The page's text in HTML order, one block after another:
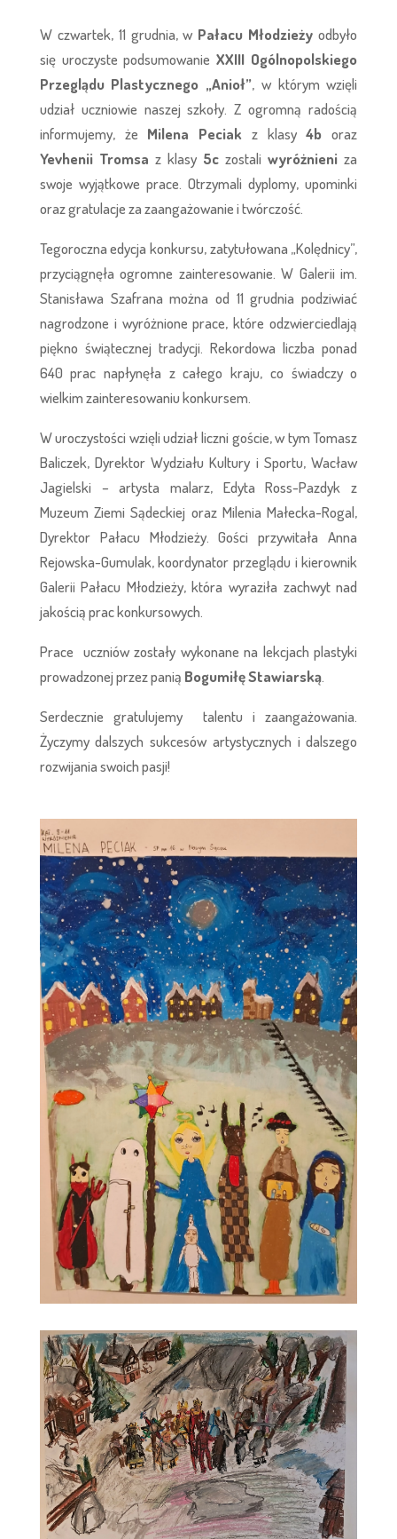
W czwartek, 11 grudnia, w Pałacu Młodzieży odbyło
się uroczyste podsumowanieXXIII Ogólnopolskiego
Przeglądu Plastycznego „Anioł”, w którym wzięli
udział uczniowie naszej szkoły. Z ogromną radością
informujemy, że Milena Peciak z klasy4b oraz
Yevhenii Tromsa z klasy 5c zostaliwyróżnieni za
swoje wyjątkowe prace. Otrzymali dyplomy, upominki
oraz gratulacje za zaangażowanie i twórczość.
Tegoroczna edycja konkursu, zatytułowana „Kolędnicy”,
przyciągnęła ogromne zainteresowanie. W Galerii im.
Stanisława Szafrana można od 11 grudnia podziwiać
nagrodzone i wyróżnione prace, które odzwierciedlają
piękno świątecznej tradycji. Rekordowa liczba ponad
640 prac napłynęła z całego kraju, co świadczy o
wielkim zainteresowaniu konkursem.
W uroczystości wzięli udział liczni goście, w tym Tomasz
Baliczek, Dyrektor Wydziału Kultury i Sportu, Wacław
Jagielski – artysta malarz, Edyta Ross-Pazdyk z
Muzeum Ziemi Sądeckiej oraz Milenia Małecka-Rogal,
Dyrektor Pałacu Młodzieży. Gości przywitała Anna
Rejowska-Gumulak, koordynator przeglądu i kierownik
Galerii Pałacu Młodzieży, która wyraziła zachwyt nad
jakością prac konkursowych.
Prace uczniów zostały wykonane na lekcjach plastyki
prowadzonej przez panią Bogumiłę Stawiarską.
Serdecznie gratulujemy talentu i zaangażowania.
Życzymy dalszych sukcesów artystycznych i dalszego
rozwijania swoich pasji!